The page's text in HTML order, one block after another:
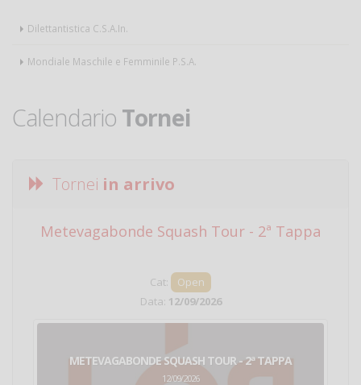
Dilettantistica C.S.A.In.
Mondiale Maschile e Femminile P.S.A.
Calendario Tornei
Tornei in arrivo
Metevagabonde Squash Tour - 2ª Tappa
Cat:
Open
Data: 12/09/2026
METEVAGABONDE SQUASH TOUR - 2ª TAPPA
12/09/2026